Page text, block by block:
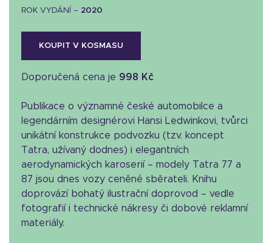
ROK VYDÁNÍ – 2020
KOUPIT V KOSMASU
Doporučená cena je 998 Kč
Publikace o významné české automobilce a
legendárním designérovi Hansi Ledwinkovi, tvůrci
unikátní konstrukce podvozku (tzv. koncept
Tatra, užívaný dodnes) i elegantních
aerodynamických karoserií – modely Tatra 77 a
87 jsou dnes vozy ceněné sběrateli. Knihu
doprovází bohatý ilustrační doprovod – vedle
fotografií i technické nákresy či dobové reklamní
materiály.